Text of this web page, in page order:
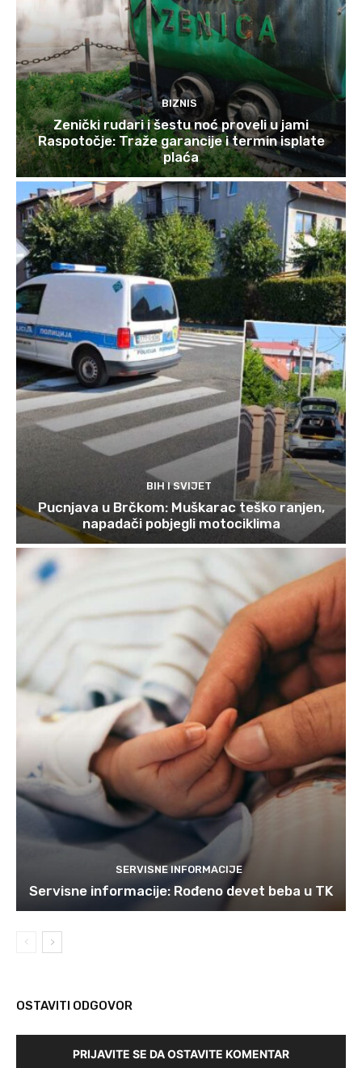
BIZNIS
Zenički rudari i šestu noć proveli u jami
Raspotočje: Traže garancije i termin isplate
plaća
BIH I SVIJET
Pucnjava u Brčkom: Muškarac teško ranjen,
napadači pobjegli motociklima
SERVISNE INFORMACIJE
Servisne informacije: Rođeno devet beba u TK
OSTAVITI ODGOVOR
PRIJAVITE SE DA OSTAVITE KOMENTAR